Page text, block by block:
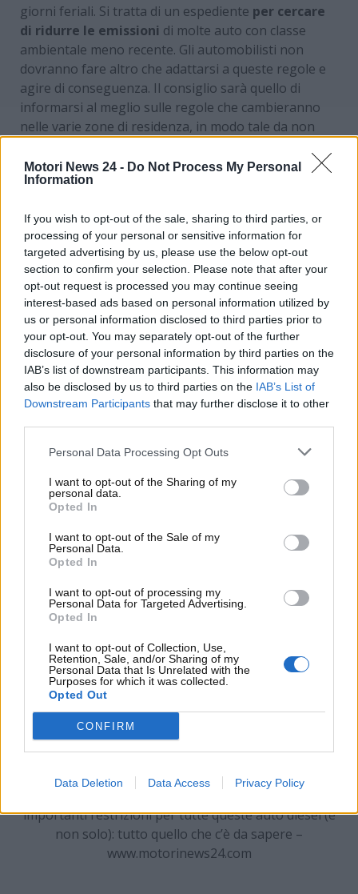
Motori News 24 - Do Not Process My Personal
Information
If you wish to opt-out of the sale, sharing to third parties, or
processing of your personal or sensitive information for
targeted advertising by us, please use the below opt-out
section to confirm your selection. Please note that after your
opt-out request is processed you may continue seeing
interest-based ads based on personal information utilized by
us or personal information disclosed to third parties prior to
your opt-out. You may separately opt-out of the further
disclosure of your personal information by third parties on the
IAB’s list of downstream participants. This information may
also be disclosed by us to third parties on the IAB’s List of
Downstream Participants that may further disclose it to other
Personal Data Processing Opt Outs
I want to opt-out of the Sharing of my
personal data.
Opted In
I want to opt-out of the Sale of my
Personal Data.
Opted In
I want to opt-out of processing my
Personal Data for Targeted Advertising.
Opted In
I want to opt-out of Collection, Use,
Retention, Sale, and/or Sharing of my
Personal Data that Is Unrelated with the
Purposes for which it was collected.
Opted Out
CONFIRM
Data Deletion Data Access Privacy Policy
giorni feriali. Si tratta di un espediente per cercare
di ridurre le emissioni di molte auto con classe
ambientale meno recente. Gli automobilisti non
dovranno fare altro che adattarsi a queste regole e
agire di conseguenza. Il consiglio sarà quello di
informarsi al meglio sulle regole che cambieranno
nelle varie zone di residenza, in modo tale da non
Nelle prossime righe, però, vogliamo parlare di un
arrivare. A cosa facciamo riferimento?Dove stanno
per cambiare le regole?Ecco tutti i dettagli in
merito.
Blocco auto diesel in tutte
queste città: stanno per
essere modificate le regole
La notizia arriva dallaSpagnae segnerà un
cambiamento epocale per la normale mobilità. In più
di 30 città spagnole, infatti, stanno per arrivare
nuove normative per limitare la mobilità dei veicoli
particolare, saranno interessate al blocco della
circolazionele auto diesel immatricolate da più di
del 2007.
importanti restrizioni per tutte queste auto diesel (e
non solo): tutto quello che c’è da sapere –
www.motorinews24.com